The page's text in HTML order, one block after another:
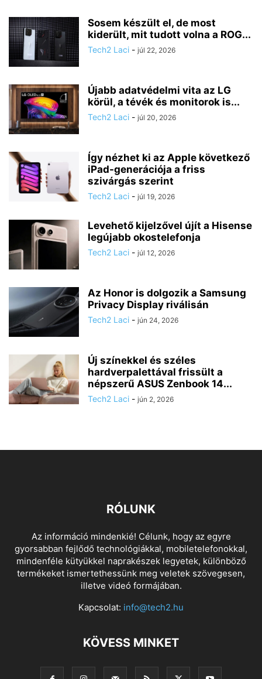
Sosem készült el, de most
kiderült, mit tudott volna a ROG...
Tech2 Laci - júl 22, 2026
Újabb adatvédelmi vita az LG
körül, a tévék és monitorok is...
Tech2 Laci - júl 20, 2026
Így nézhet ki az Apple következő
iPad-generációja a friss
szivárgás szerint
Tech2 Laci - júl 19, 2026
Levehető kijelzővel újít a Hisense
legújabb okostelefonja
Tech2 Laci - júl 12, 2026
Az Honor is dolgozik a Samsung
Privacy Display riválisán
Tech2 Laci - jún 24, 2026
Új színekkel és széles
hardverpalettával frissült a
népszerű ASUS Zenbook 14...
Tech2 Laci - jún 2, 2026
RÓLUNK
Az információ mindenkié! Célunk, hogy az egyre
gyorsabban fejlődő technológiákkal, mobiletelefonokkal,
mindenféle kütyükkel naprakészek legyetek, különböző
termékeket ismertethessünk meg veletek szövegesen,
illetve videó formájában.
Kapcsolat: info@tech2.hu
KÖVESS MINKET